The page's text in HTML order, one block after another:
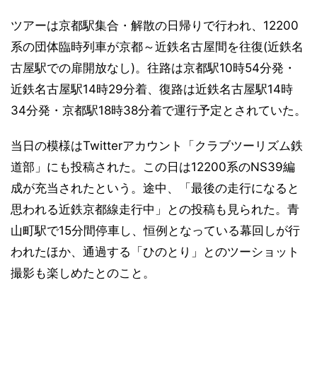
ツアーは京都駅集合・解散の日帰りで行われ、12200
系の団体臨時列車が京都～近鉄名古屋間を往復(近鉄名
古屋駅での扉開放なし)。往路は京都駅10時54分発・
近鉄名古屋駅14時29分着、復路は近鉄名古屋駅14時
34分発・京都駅18時38分着で運行予定とされていた。
当日の模様はTwitterアカウント「クラブツーリズム鉄
道部」にも投稿された。この日は12200系のNS39編
成が充当されたという。途中、「最後の走行になると
思われる近鉄京都線走行中」との投稿も見られた。青
山町駅で15分間停車し、恒例となっている幕回しが行
われたほか、通過する「ひのとり」とのツーショット
撮影も楽しめたとのこと。